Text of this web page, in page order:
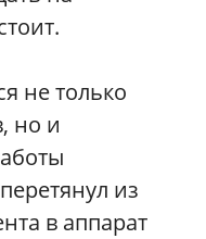
не только
но и
из
в аппарат